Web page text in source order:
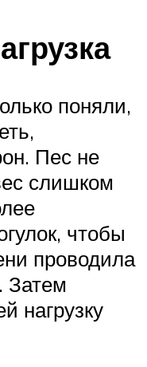
поняли,
Пес не
слишком
чтобы
проводила
Затем
нагрузку